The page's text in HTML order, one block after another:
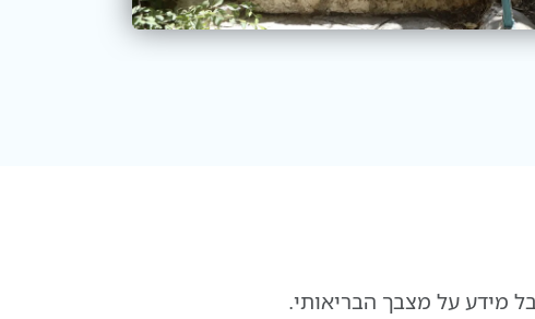
מידע על מצבך הבריאותי.